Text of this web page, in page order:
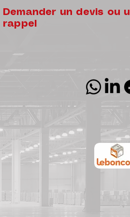
Demander un devis ou
rappel